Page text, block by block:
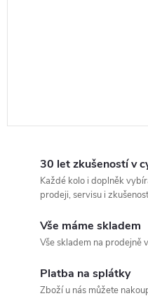
30 let zkušeností v
Každé kolo i doplněk
prodeji, servisu i
Vše máme skladem
Vše skladem na prodejně
Platba na splátky
Zboží u nás můžete